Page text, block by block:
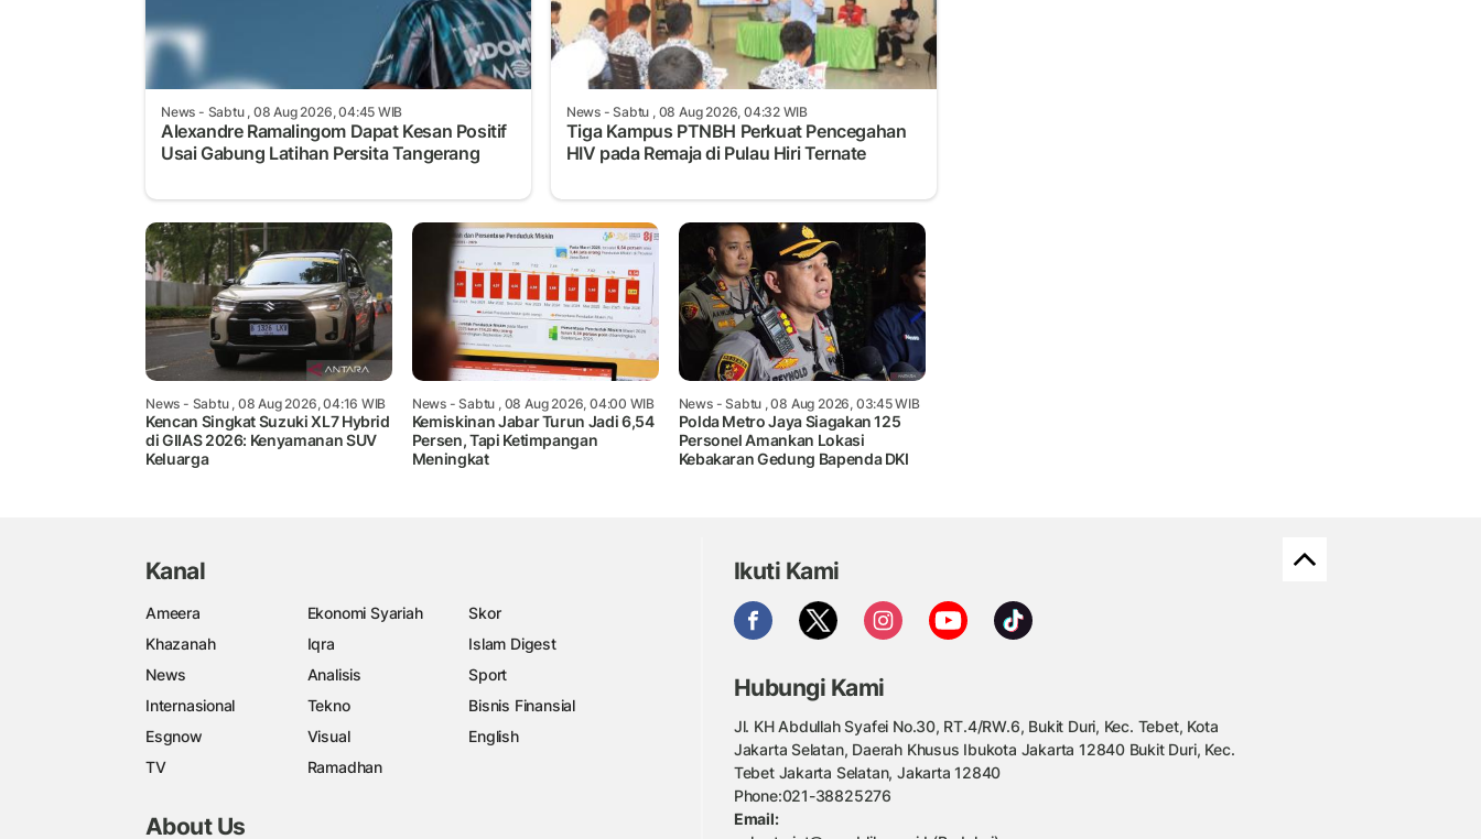
News - Sabtu , 08 Aug 2026, 04:45 WIB
Alexandre Ramalingom Dapat Kesan Positif
Usai Gabung Latihan Persita Tangerang
News- Sabtu , 08 Aug 2026, 04:32 WIB
Tiga Kampus PTNBH Perkuat Pencegahan
HIV pada Remaja di Pulau Hiri Ternate
News - Sabtu , 08 Aug 2026, 04:16 WIB
Kencan Singkat Suzuki XL7 Hybrid
di GIIAS 2026: Kenyamanan SUV
Keluarga
News- Sabtu , 08 Aug 2026, 04:00 WIB
Kemiskinan Jabar Turun Jadi 6,54
Persen, Tapi Ketimpangan
Meningkat
News- Sabtu , 08 Aug 2026, 03:45 WIB
Polda Metro Jaya Siagakan 125
Personel Amankan Lokasi
Kebakaran Gedung Bapenda DKI
Kanal
Ameera Ekonomi Syariah
Skor
Khazanah
Iqra
Islam Digest
News
Analisis
Sport
Internasional
Tekno
Bisnis Finansial
Esgnow
Visual
English
TV
Ramadhan
About Us
Ikuti Kami
Hubungi Kami
Jl. KH Abdullah Syafei No.30, RT.4/RW.6, Bukit Duri, Kec. Tebet, Kota
Jakarta Selatan, Daerah Khusus Ibukota Jakarta 12840 Bukit Duri, Kec.
Tebet Jakarta Selatan, Jakarta 12840
Phone:021-38825276
Email: